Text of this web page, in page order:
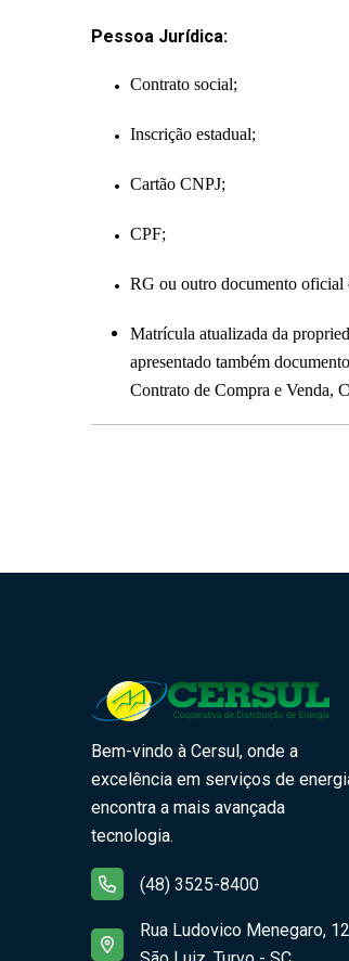
Pessoa Jurídica:
Contrato social;
Inscrição estadual;
Cartão CNPJ;
CPF;
RG ou outro documento oficial
Matrícula atualizada da
apresentado também
Contrato de Compra e Venda,
Bem-vindo à Cersul, onde a
excelência em serviços de
encontra a mais avançada
tecnologia.
(48) 3525-8400
Rua Ludovico Menegaro,